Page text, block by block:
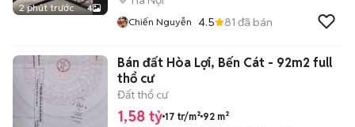
2 phút trước 4
Chiến Nguyễn 4.5 81 đã bán
Bán đất Hòa Lợi, Bến Cát - 92m2 full
thổ cư
Đất thổ cư
1,58 tỷ 17 tr/m² 92 m²